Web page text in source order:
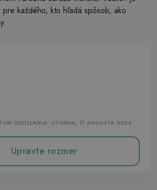
pre každého, kto hľadá spôsob, ako
ODOSLANIA: UTOROK, 11 AUGUSTA 2026
Upravte rozmer